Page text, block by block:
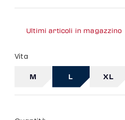
Ultimi articoli in magazzino
Vita
M L XL